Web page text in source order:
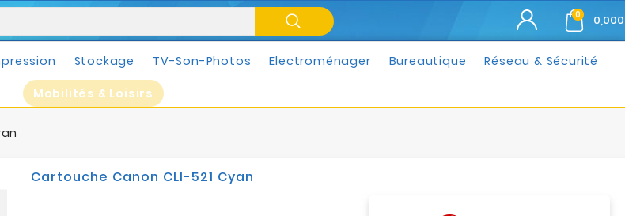
0
Stockage TV-Son-Photos Electroménager Bureautique Réseau & Sécurité
Mobilités & Loisirs
Cartouche Canon CLI-521 Cyan